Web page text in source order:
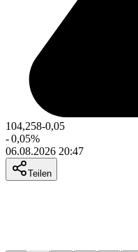
104,258-0,05
-0,05%
06.08.2026 20:47
Teilen